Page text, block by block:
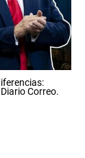
Correo.